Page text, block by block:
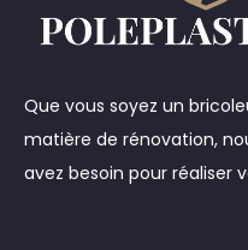
Que vous soyez un
matière de rénovation,
avez besoin pour réaliser